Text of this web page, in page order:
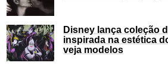
Disney lança coleção
inspirada na estética
veja modelos